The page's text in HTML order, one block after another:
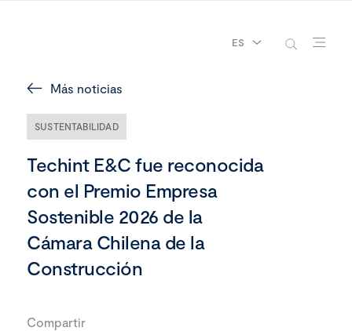
ES
Más noticias
SUSTENTABILIDAD
Techint E&C fue reconocida
con el Premio Empresa
Sostenible 2026 de la
Cámara Chilena de la
Construcción
Compartir